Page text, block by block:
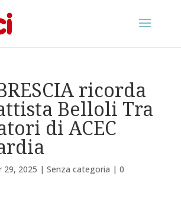
ricorda
Belloli Tra
di ACEC
29, 2025 | Senza categoria | 0